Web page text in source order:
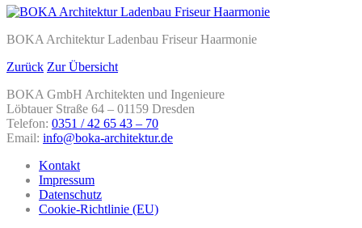
BOKA Architektur Ladenbau Friseur Haarmonie
Zurück Zur Übersicht
BOKA GmbH Architekten und Ingenieure
Löbtauer Straße 64 – 01159 Dresden
Telefon: 0351 / 42 65 43 – 70
Email: info@boka-architektur.de
Kontakt
Impressum
Datenschutz
Cookie-Richtlinie (EU)